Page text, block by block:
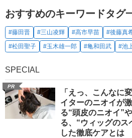
おすすめのキーワードタグ
#藤田晋 #三山凌輝 #高市早苗 #後藤真
#松田聖子
#玉木雄一郎 #亀和田武 #池
SPECIAL
PR
「えっ、こんなに
イターのニオイが
る“頭皮のニオイ”
る、“ウィッグのス
した徹底ケアとは